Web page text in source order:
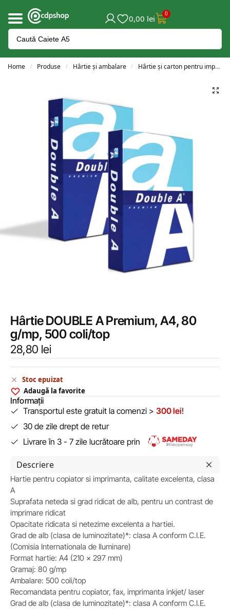
0,00 lei 0
Home / Produse / Hârtie și ambalare / Hârtie și carton pentru imprimantă
Hârtie DOUBLE A Premium, A4, 80
g/mp, 500 coli/top
28,80 lei
Stoc epuizat
Adaugă la favorite
Informații
Transportul este gratuit la comenzi > 300 lei!
30 de zile drept de retur
Livrare în 3 - 7 zile lucrătoare prin
Descriere
Hartie pentru copiator si imprimanta, calitate excelenta, clasa
A
Suprafata neteda si grad ridicat de alb, pentru un contrast de
imprimare ridicat
Opacitate ridicata si netezime excelenta a hartiei.
Grad de alb (clasa de luminozitate)*: clasa A conform C.I.E.
(Comisia Internationala de Iluminare)
Format hartie: A4 (210 x 297 mm)
Gramaj: 80 g/mp
Ambalare: 500 coli/top
Recomandata pentru copiator, fax, imprimanta inkjet/ laser
Grad de alb (clasa de luminozitate)*: clasa A conform C.I.E.